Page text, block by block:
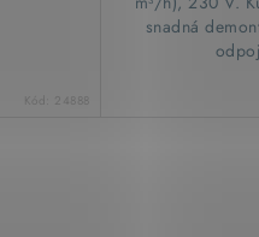
Kód: 24888
snadná